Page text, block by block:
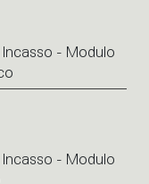
- Modulo
- Modulo